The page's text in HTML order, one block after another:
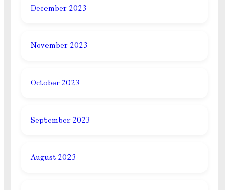
December 2023
November 2023
October 2023
September 2023
August 2023